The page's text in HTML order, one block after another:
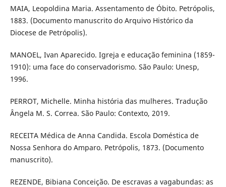
MAIA, Leopoldina Maria. Assentamento de Óbito. Petrópolis,
1883. (Documento manuscrito do Arquivo Histórico da
Diocese de Petrópolis).
MANOEL, Ivan Aparecido. Igreja e educação feminina (1859-
1910): uma face do conservadorismo. São Paulo: Unesp,
1996.
PERROT, Michelle. Minha história das mulheres. Tradução
Ângela M. S. Correa. São Paulo: Contexto, 2019.
RECEITA Médica de Anna Candida. Escola Doméstica de
Nossa Senhora do Amparo. Petrópolis, 1873. (Documento
manuscrito).
REZENDE, Bibiana Conceição. De escravas a vagabundas: as